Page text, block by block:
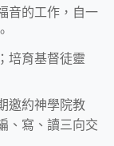
音的工作，自一
培育基督徒靈
邀約神學院教
、寫、讀三向交